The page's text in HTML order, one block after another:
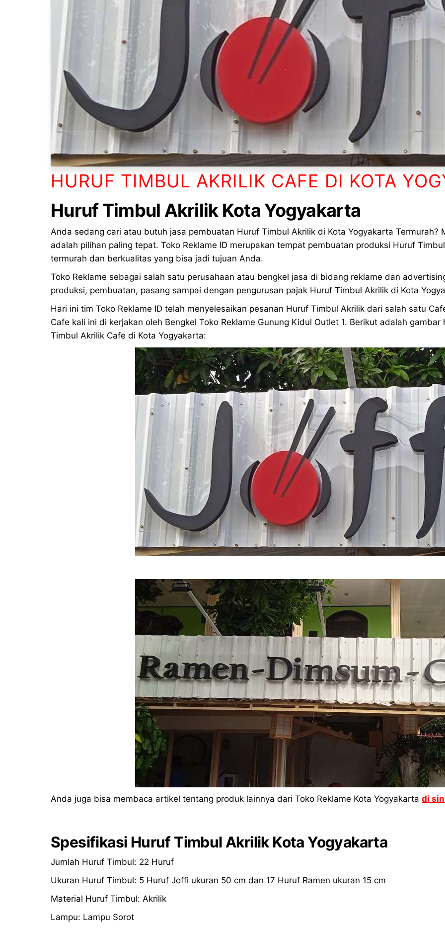
HURUF TIMBUL AKRILIK CAFE DI KOTA
Huruf Timbul Akrilik Kota Yogyakarta
Anda sedang cari atau butuh jasa pembuatan Huruf Timbul Akrilik di Kota Yogyakarta Termurah?
adalah pilihan paling tepat. Toko Reklame ID merupakan tempat pembuatan produksi Huruf
termurah dan berkualitas yang bisa jadi tujuan Anda.
Toko Reklame sebagai salah satu perusahaan atau bengkel jasa di bidang reklame dan
produksi, pembuatan, pasang sampai dengan pengurusan pajak Huruf Timbul Akrilik di Kota
Hari ini tim Toko Reklame ID telah menyelesaikan pesanan Huruf Timbul Akrilik dari salah satu
Cafe kali ini di kerjakan oleh Bengkel Toko Reklame Gunung Kidul Outlet 1. Berikut adalah
Timbul Akrilik Cafe di Kota Yogyakarta:
Anda juga bisa membaca artikel tentang produk lainnya dari Toko Reklame Kota Yogyakarta di
Spesifikasi Huruf Timbul Akrilik Kota Yogyakarta
Jumlah Huruf Timbul: 22 Huruf
Ukuran Huruf Timbul: 5 Huruf Joffi ukuran 50 cm dan 17 Huruf Ramen ukuran 15 cm
Material Huruf Timbul: Akrilik
Lampu: Lampu Sorot